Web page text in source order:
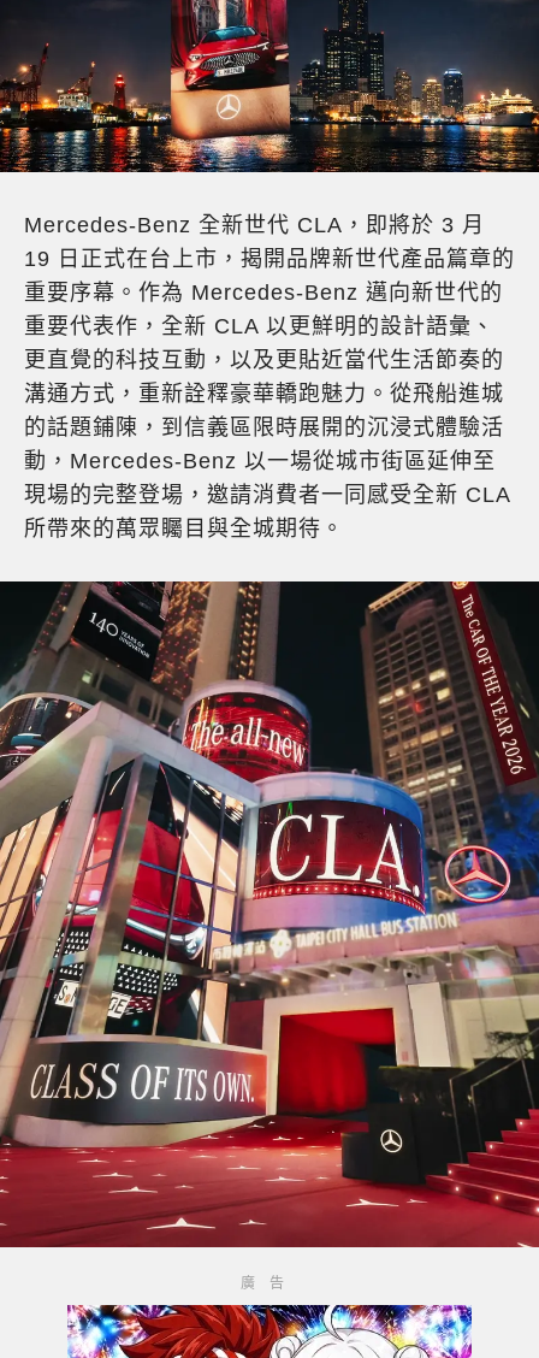
Mercedes-Benz 全新世代 CLA，即將於 3 月
19 日正式在台上市，揭開品牌新世代產品篇章的
重要序幕。作為 Mercedes-Benz 邁向新世代的
重要代表作，全新 CLA 以更鮮明的設計語彙、
更直覺的科技互動，以及更貼近當代生活節奏的
溝通方式，重新詮釋豪華轎跑魅力。從飛船進城
的話題鋪陳，到信義區限時展開的沉浸式體驗活
動，Mercedes-Benz 以一場從城市街區延伸至
現場的完整登場，邀請消費者一同感受全新 CLA
所帶來的萬眾矚目與全城期待。